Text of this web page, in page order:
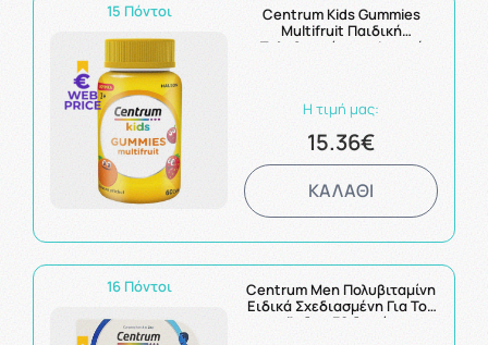
15 Πόντοι
Centrum Kids Gummies
Multifruit Παιδική
Πολυβιταμίνη με Φυσική
Η τιμή μας:
15.36€
ΚΑΛΑΘΙ
16 Πόντοι
Centrum Men Πολυβιταμίνη
Ειδικά Σχεδιασμένη Για Τον
Άνδρα 30 δισκία